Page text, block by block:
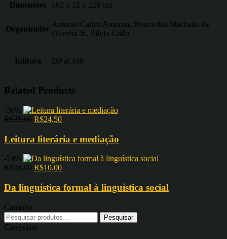
Dimensões
162 x 12 x 229 cm
Organizador
Antonio Carlos Amorim, Wenceslao Machado de
Oliveira Jr., Sílvio Gallo
Editora DP at Alli
Related Products
-30%
R$35,00 R$24,50
Leitura literária e mediação
-74%
R$38,00 R$10,00
Da linguística formal à linguística social
Carrinho
Pesquisar
por:
Categorias